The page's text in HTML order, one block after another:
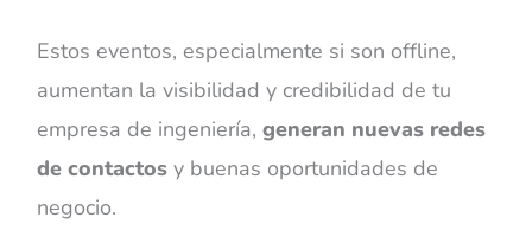
Estos eventos, especialmente si son offline,
aumentan la visibilidad y credibilidad de tu
empresa de ingeniería,generan nuevas redes
de contactos y buenas oportunidades de
negocio.